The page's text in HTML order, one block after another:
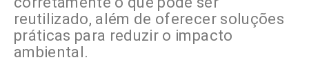
reutilizado, além de oferecer soluções
práticas para reduzir o impacto
ambiental.